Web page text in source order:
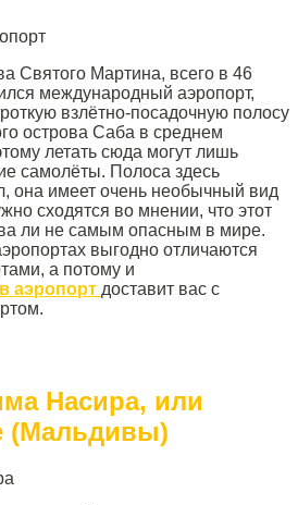
Святого Мартина, всего в 46
международный аэропорт,
взлётно-посадочную полосу
острова Саба в среднем
летать сюда могут лишь
самолёты. Полоса здесь
она имеет очень необычный вид
сходятся во мнении, что этот
ли не самым опасным в мире.
выгодно отличаются
а потому и
аэропорт доставит вас с
Насира, или
(Мальдивы)